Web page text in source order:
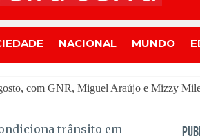
NACIONAL MUNDO
trânsito em